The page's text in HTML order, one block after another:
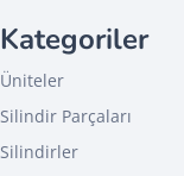
Kategoriler
Üniteler
Silindir Parçaları
Silindirler